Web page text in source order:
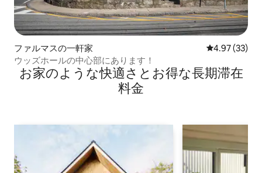
ファルマスの一軒家 レビュー33
4.97 (33)
ウッズホールの中心部にあります！
お家のような快⁠適⁠さ⁠とお⁠得⁠な長⁠期⁠滞⁠在
料⁠金